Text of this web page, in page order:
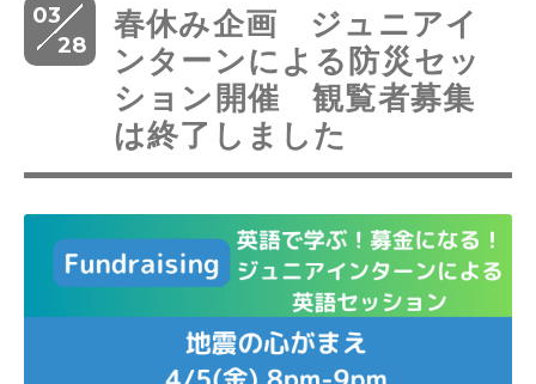
03
28
春休み企画 ジュニアイ
ンターンによる防災セッ
ション開催 観覧者募集
は終了しました